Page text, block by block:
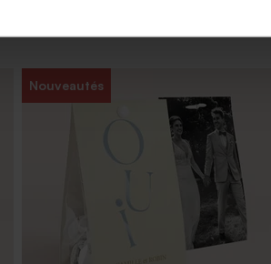
Fleurs séchées mariage - Botao
Nouveautés